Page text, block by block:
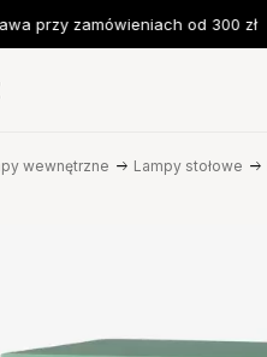
przy zamówieniach od 300 zł
wewnętrzne Lampy stołowe